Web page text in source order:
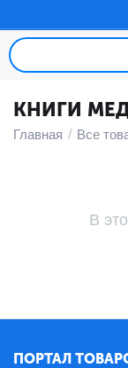
КНИГИ
Главная / Все
В
ПОРТАЛ